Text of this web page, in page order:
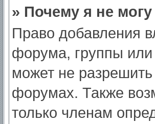
» Почему я не
Право добавления
форума, группы или
может не
форумах. Также
только членам